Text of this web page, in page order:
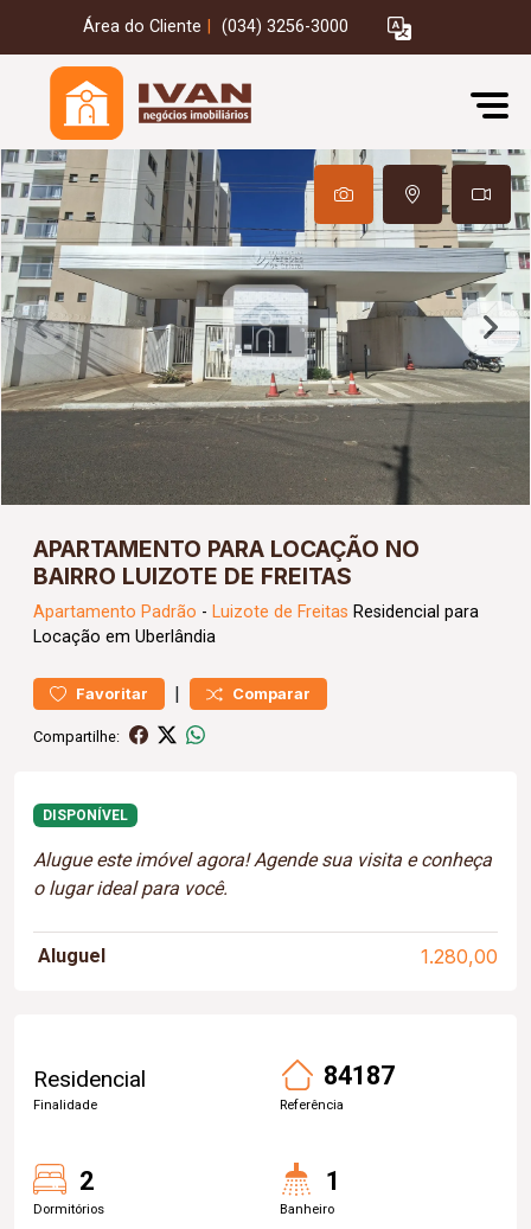
Área do Cliente (034) 3256-3000
APARTAMENTO PARA LOCAÇÃO NO
BAIRRO LUIZOTE DE FREITAS
Apartamento Padrão - Luizote de Freitas Residencial para
Locação em Uberlândia
Favoritar | Comparar
Compartilhe:
DISPONÍVEL
Alugue este imóvel agora! Agende sua visita e conheça
o lugar ideal para você.
Aluguel 1.280,00
Residencial
Finalidade
84187
Referência
2
Dormitórios
1
Banheiro